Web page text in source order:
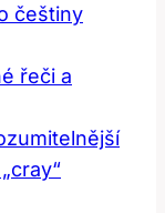
češtiny
řeči a